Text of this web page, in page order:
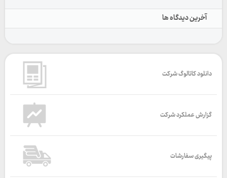
آخرین دیدگاه ها
دانلود کاتالوگ شرکت
گزارش عملکرد شرکت
پیگیری سفارشات